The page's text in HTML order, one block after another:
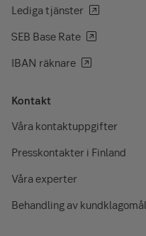
Lediga tjänster
SEB Base Rate
IBAN räknare
Kontakt
Våra kontaktuppgifter
Presskontakter i Finland
Våra experter
Behandling av kundklagomål